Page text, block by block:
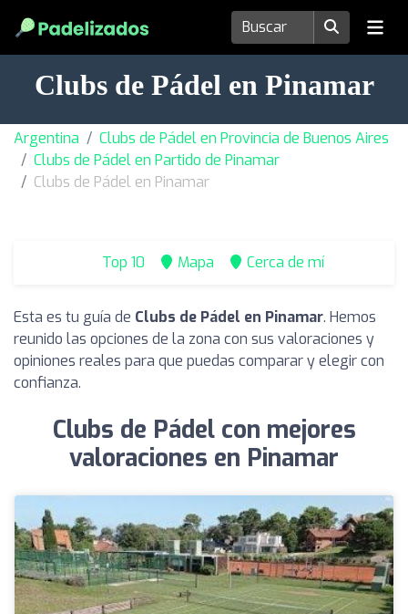
Clubs de Pádel en Pinamar
Argentina
Clubs de Pádel en Provincia de Buenos Aires
Clubs de Pádel en Partido de Pinamar
Clubs de Pádel en Pinamar
Top 10 Mapa Cerca de mí
Esta es tu guía de Clubs de Pádel en Pinamar. Hemos
reunido las opciones de la zona con sus valoraciones y
opiniones reales para que puedas comparar y elegir con
confianza.
Clubs de Pádel con mejores
valoraciones en Pinamar